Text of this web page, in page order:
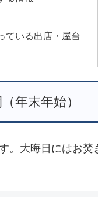
ている出店・屋台
年末年始）
。大晦日にはお